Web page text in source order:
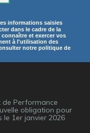
informations saisies
dans le cadre de la
et exercer vos
à l'utilisation des
notre politique de
de Performance
obligation pour
le 1er janvier 2026